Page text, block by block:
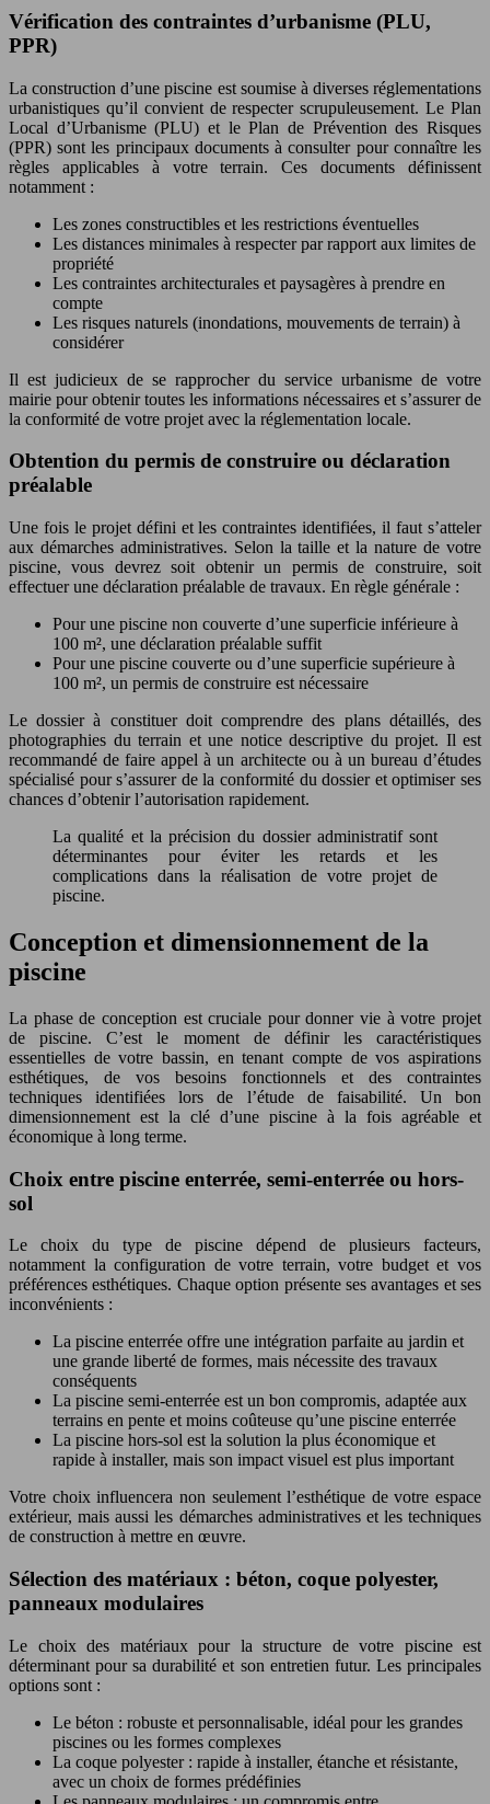
Vérification des contraintes d’urbanisme (PLU,
PPR)
La construction d’une piscine est soumise à diverses réglementations
urbanistiques qu’il convient de respecter scrupuleusement. Le Plan
Local d’Urbanisme (PLU) et le Plan de Prévention des Risques
(PPR) sont les principaux documents à consulter pour connaître les
règles applicables à votre terrain. Ces documents définissent
notamment :
Les zones constructibles et les restrictions éventuelles
Les distances minimales à respecter par rapport aux limites de
propriété
Les contraintes architecturales et paysagères à prendre en
compte
Les risques naturels (inondations, mouvements de terrain) à
considérer
Il est judicieux de se rapprocher du service urbanisme de votre
mairie pour obtenir toutes les informations nécessaires et s’assurer de
la conformité de votre projet avec la réglementation locale.
Obtention du permis de construire ou déclaration
préalable
Une fois le projet défini et les contraintes identifiées, il faut s’atteler
aux démarches administratives. Selon la taille et la nature de votre
piscine, vous devrez soit obtenir un permis de construire, soit
effectuer une déclaration préalable de travaux. En règle générale :
Pour une piscine non couverte d’une superficie inférieure à
100 m², une déclaration préalable suffit
Pour une piscine couverte ou d’une superficie supérieure à
100 m², un permis de construire est nécessaire
Le dossier à constituer doit comprendre des plans détaillés, des
photographies du terrain et une notice descriptive du projet. Il est
recommandé de faire appel à un architecte ou à un bureau d’études
spécialisé pour s’assurer de la conformité du dossier et optimiser ses
chances d’obtenir l’autorisation rapidement.
La qualité et la précision du dossier administratif sont
déterminantes pour éviter les retards et les
complications dans la réalisation de votre projet de
piscine.
Conception et dimensionnement de la
piscine
La phase de conception est cruciale pour donner vie à votre projet
de piscine. C’est le moment de définir les caractéristiques
essentielles de votre bassin, en tenant compte de vos aspirations
esthétiques, de vos besoins fonctionnels et des contraintes
techniques identifiées lors de l’étude de faisabilité. Un bon
dimensionnement est la clé d’une piscine à la fois agréable et
économique à long terme.
Choix entre piscine enterrée, semi-enterrée ou hors-
sol
Le choix du type de piscine dépend de plusieurs facteurs,
notamment la configuration de votre terrain, votre budget et vos
préférences esthétiques. Chaque option présente ses avantages et ses
inconvénients :
La piscine enterrée offre une intégration parfaite au jardin et
une grande liberté de formes, mais nécessite des travaux
conséquents
La piscine semi-enterrée est un bon compromis, adaptée aux
terrains en pente et moins coûteuse qu’une piscine enterrée
La piscine hors-sol est la solution la plus économique et
rapide à installer, mais son impact visuel est plus important
Votre choix influencera non seulement l’esthétique de votre espace
extérieur, mais aussi les démarches administratives et les techniques
de construction à mettre en œuvre.
Sélection des matériaux : béton, coque polyester,
panneaux modulaires
Le choix des matériaux pour la structure de votre piscine est
déterminant pour sa durabilité et son entretien futur. Les principales
options sont :
Le béton : robuste et personnalisable, idéal pour les grandes
piscines ou les formes complexes
La coque polyester : rapide à installer, étanche et résistante,
avec un choix de formes prédéfinies